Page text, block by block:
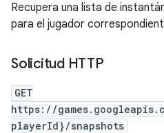
Recupera una lista de
para el jugador
Solicitud HTTP
GET
https://
playerId}/snapshots